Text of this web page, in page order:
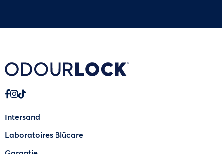
Intersand
Laboratoires Blücare